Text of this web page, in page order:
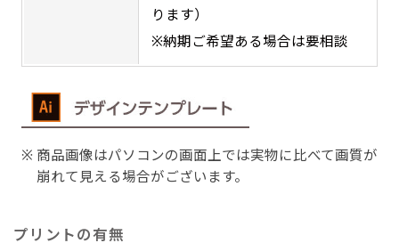
ります）
※納期ご希望ある場合は要相談
商品画像はパソコンの画面上では実物に比べて画質が
崩れて見える場合がございます。
プリントの有無
際の装飾などにとてもお役立ち！
布A1ポスター(60x84)
際の装飾などにとてもお役立ち！
布A1ポスター(84x60)